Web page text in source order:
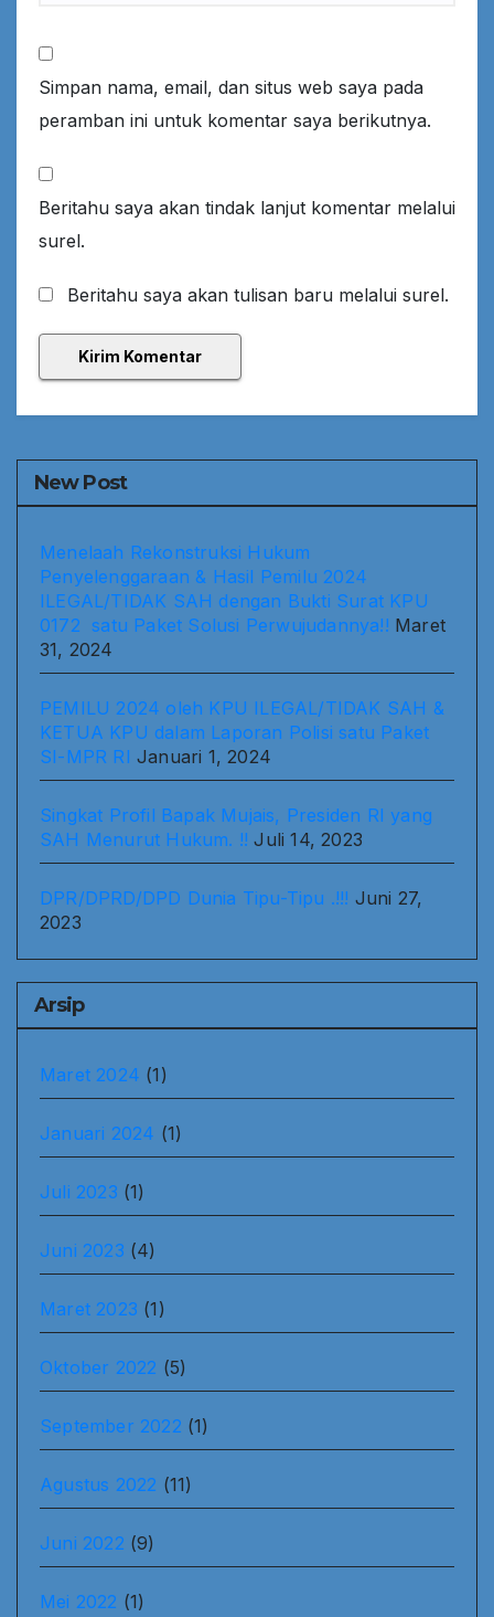
Simpan nama, email, dan situs web saya pada
peramban ini untuk komentar saya berikutnya.
Beritahu saya akan tindak lanjut komentar melalui
surel.
Beritahu saya akan tulisan baru melalui surel.
New Post
Menelaah Rekonstruksi Hukum
Penyelenggaraan & Hasil Pemilu 2024
ILEGAL/TIDAK SAH dengan Bukti Surat KPU
0172 satu Paket Solusi Perwujudannya!! Maret
31, 2024
PEMILU 2024 oleh KPU ILEGAL/TIDAK SAH &
KETUA KPU dalam Laporan Polisi satu Paket
SI-MPR RI Januari 1, 2024
Singkat Profil Bapak Mujais, Presiden RI yang
SAH Menurut Hukum. !! Juli 14, 2023
DPR/DPRD/DPD Dunia Tipu-Tipu .!!! Juni 27,
2023
Arsip
Maret 2024 (1)
Januari 2024 (1)
Juli 2023 (1)
Juni 2023 (4)
Maret 2023 (1)
Oktober 2022 (5)
September 2022 (1)
Agustus 2022 (11)
Juni 2022 (9)
Mei 2022 (1)